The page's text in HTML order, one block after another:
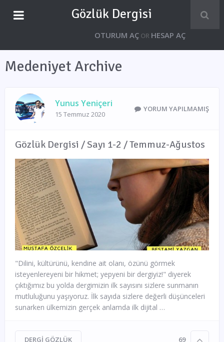
Gözlük Dergisi
OTURUM AÇOR HESAP AÇ
Medeniyet Archive
Yunus Yeniçeri
15 Temmuz 2020
YORUM YAPILMAMIŞ
Gözlük Dergisi / Sayı 1-2 / Temmuz-Ağustos
"Dilini, kültürünü, kendine ait olanı, özünü görmek
isteyenlereyeni bir hikmet; yepyeni bir dergiyiz!" diyerek
çıktığımız bu yolda dergimizin ilk sayısını sizlere sunmanın
mutluluğunu yaşıyoruz. İlk sayıda sizlere değerli düşünceleri
sunarken ülkemizin gerçek anlamda ilk dijital …
DERGI GÖZLÜK 69